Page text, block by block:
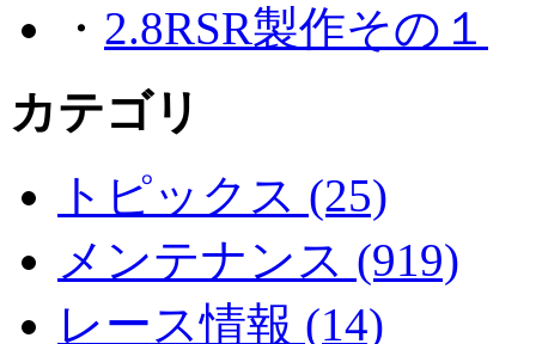
・ 2.8RSR製作その１
カテゴリ
トピックス (25)
メンテナンス (919)
レース情報 (14)